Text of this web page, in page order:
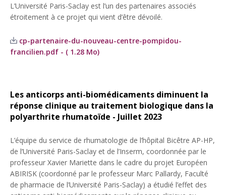
L’Université Paris-Saclay est l’un des partenaires associés
étroitement à ce projet qui vient d’être dévoilé.
cp-partenaire-du-nouveau-centre-pompidou-
francilien.pdf - ( 1.28 Mo)
Les anticorps anti-biomédicaments diminuent la
réponse clinique au traitement biologique dans la
polyarthrite rhumatoïde - Juillet 2023
L’équipe du service de rhumatologie de l’hôpital Bicêtre AP-HP,
de l’Université Paris-Saclay et de l’Inserm, coordonnée par le
professeur Xavier Mariette dans le cadre du projet Européen
ABIRISK (coordonné par le professeur Marc Pallardy, Faculté
de pharmacie de l’Université Paris-Saclay) a étudié l’effet des